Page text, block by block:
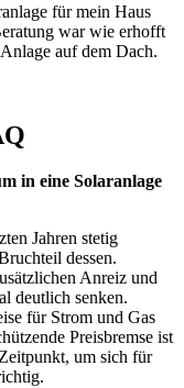
für mein Haus
war wie erhofft
auf dem Dach.
in eine Solaranlage
Jahren stetig
dessen.
Anreiz und
deutlich senken.
für Strom und Gas
Preisbremse ist
um sich für